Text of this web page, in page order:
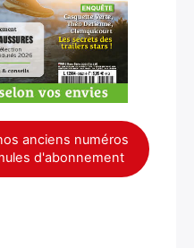
anciens numéros
d'abonnement